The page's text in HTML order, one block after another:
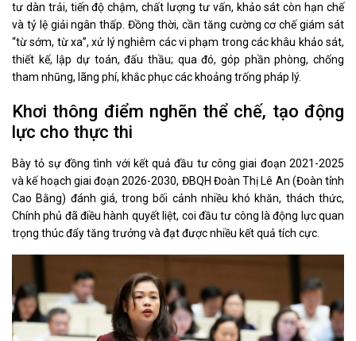
tư dàn trải, tiến độ chậm, chất lượng tư vấn, khảo sát còn hạn chế
và tỷ lệ giải ngân thấp. Đồng thời, cần tăng cường cơ chế giám sát
“từ sớm, từ xa”, xử lý nghiêm các vi phạm trong các khâu khảo sát,
thiết kế, lập dự toán, đấu thầu; qua đó, góp phần phòng, chống
tham nhũng, lãng phí, khắc phục các khoảng trống pháp lý.
Khơi thông điểm nghẽn thể chế, tạo động
lực cho thực thi
Bày tỏ sự đồng tình với kết quả đầu tư công giai đoạn 2021-2025
và kế hoạch giai đoạn 2026-2030, ĐBQH Đoàn Thị Lê An (Đoàn tỉnh
Cao Bằng) đánh giá, trong bối cảnh nhiều khó khăn, thách thức,
Chính phủ đã điều hành quyết liệt, coi đầu tư công là động lực quan
trọng thúc đẩy tăng trưởng và đạt được nhiều kết quả tích cực.